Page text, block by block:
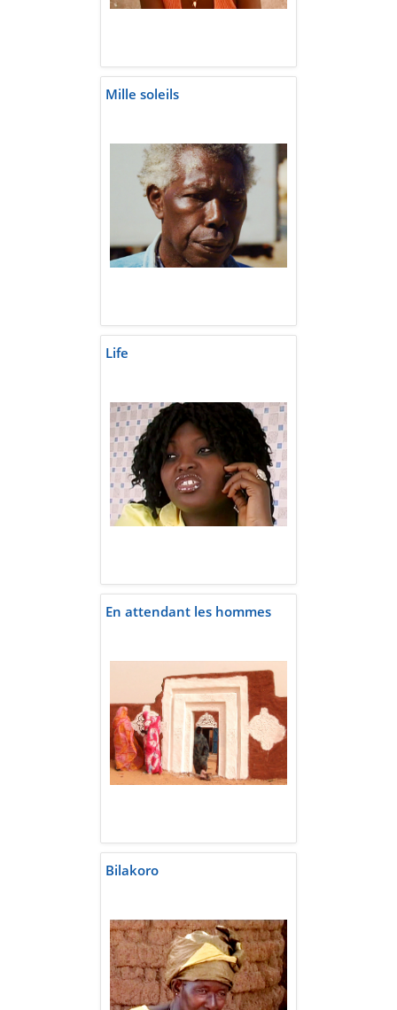
Mille soleils
Life
En attendant les hommes
Bilakoro